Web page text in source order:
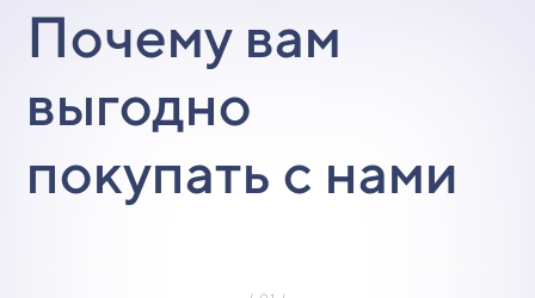
Почему вам
выгодно
покупать с нами